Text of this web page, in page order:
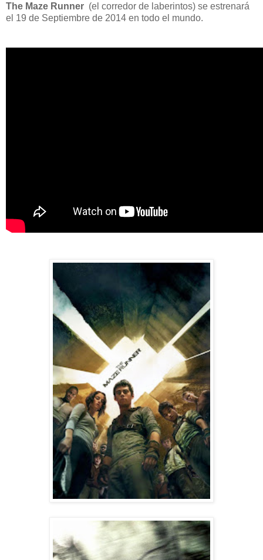
The Maze Runner (el corredor de laberintos) se estrenará
el 19 de Septiembre de 2014 en todo el mundo.